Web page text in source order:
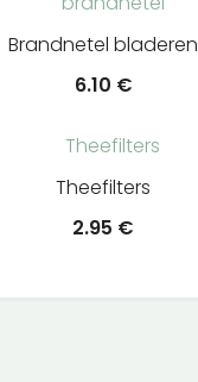
Brandnetel bladeren
6.10 €
Theefilters
2.95 €